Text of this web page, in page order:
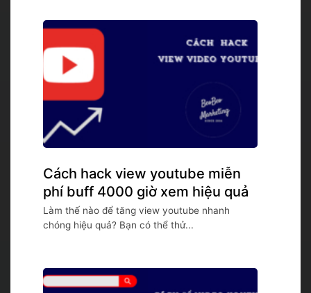
Cách hack view youtube miễn
phí buff 4000 giờ xem hiệu quả
Làm thế nào để tăng view youtube nhanh
chóng hiệu quả? Bạn có thể thử...